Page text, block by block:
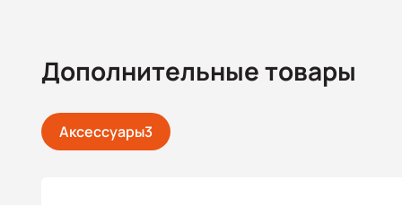
Дополнительные товары
Аксессуары3